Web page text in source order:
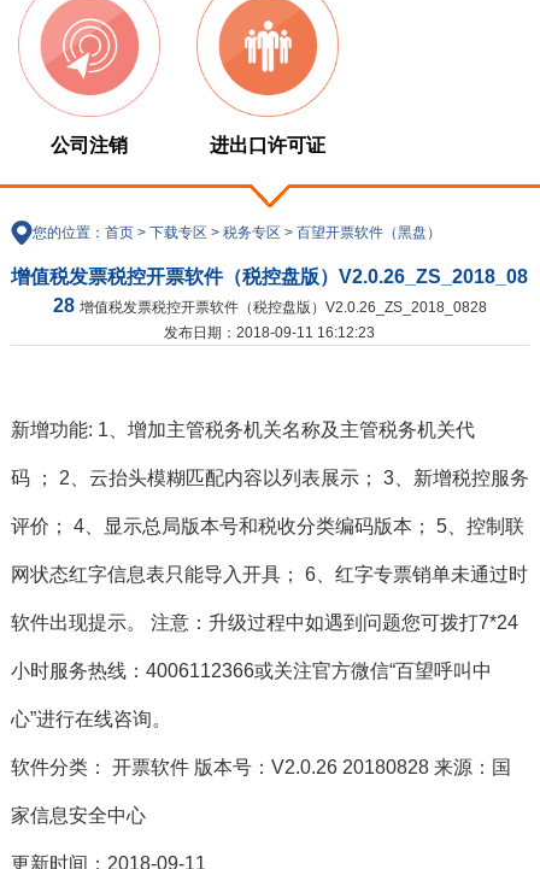
公司注销 进出口许可证
您的位置： 首页> 下载专区> 税务专区> 百望开票软件（黑盘）
增值税发票税控开票软件（税控盘版）V2.0.26_ZS_2018_08
28 增值税发票税控开票软件（税控盘版）V2.0.26_ZS_2018_0828
发布日期：2018-09-11 16:12:23
新增功能: 1、增加主管税务机关名称及主管税务机关代
码 ； 2、云抬头模糊匹配内容以列表展示； 3、新增税控服务
评价； 4、显示总局版本号和税收分类编码版本； 5、控制联
网状态红字信息表只能导入开具； 6、红字专票销单未通过时
软件出现提示。 注意：升级过程中如遇到问题您可拨打7*24
小时服务热线：4006112366或关注官方微信“百望呼叫中
心”进行在线咨询。
软件分类： 开票软件 版本号：V2.0.26 20180828 来源：国
家信息安全中心
更新时间：2018-09-11